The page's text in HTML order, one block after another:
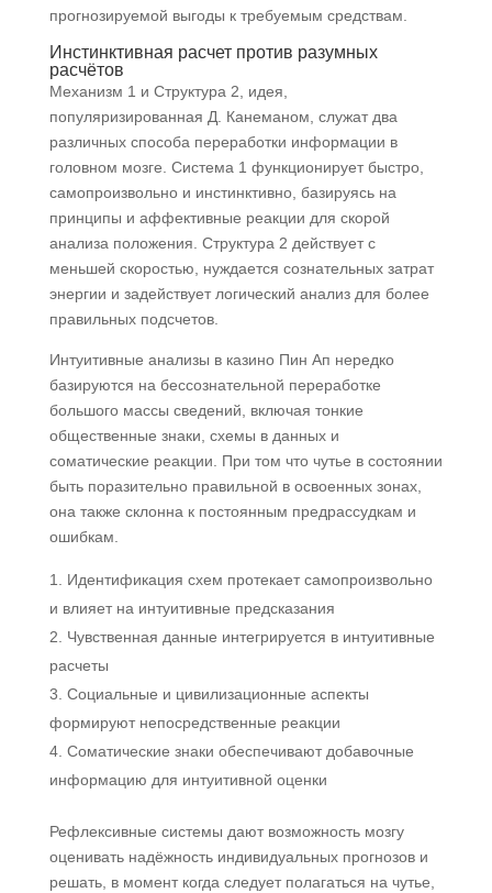
прогнозируемой выгоды к требуемым средствам.
Инстинктивная расчет против разумных
расчётов
Механизм 1 и Структура 2, идея,
популяризированная Д. Канеманом, служат два
различных способа переработки информации в
головном мозге. Система 1 функционирует быстро,
самопроизвольно и инстинктивно, базируясь на
принципы и аффективные реакции для скорой
анализа положения. Структура 2 действует с
меньшей скоростью, нуждается сознательных затрат
энергии и задействует логический анализ для более
правильных подсчетов.
Интуитивные анализы в казино Пин Ап нередко
базируются на бессознательной переработке
большого массы сведений, включая тонкие
общественные знаки, схемы в данных и
соматические реакции. При том что чутье в состоянии
быть поразительно правильной в освоенных зонах,
она также склонна к постоянным предрассудкам и
ошибкам.
Идентификация схем протекает самопроизвольно
и влияет на интуитивные предсказания
Чувственная данные интегрируется в интуитивные
расчеты
Социальные и цивилизационные аспекты
формируют непосредственные реакции
Соматические знаки обеспечивают добавочные
информацию для интуитивной оценки
Рефлексивные системы дают возможность мозгу
оценивать надёжность индивидуальных прогнозов и
решать, в момент когда следует полагаться на чутье,